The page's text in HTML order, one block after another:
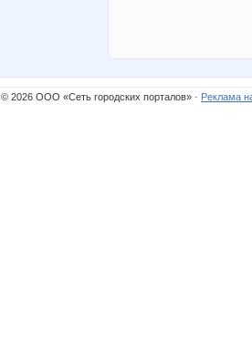
© 2026 ООО «Сеть городских порталов» · Реклама